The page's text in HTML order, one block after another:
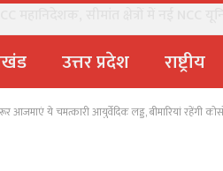
उत्तर प्रदेश राष्ट्रीय
आजमाएं ये चमत्कारी आयुर्वेदिक लड्डू, बीमारियां रहेंगी